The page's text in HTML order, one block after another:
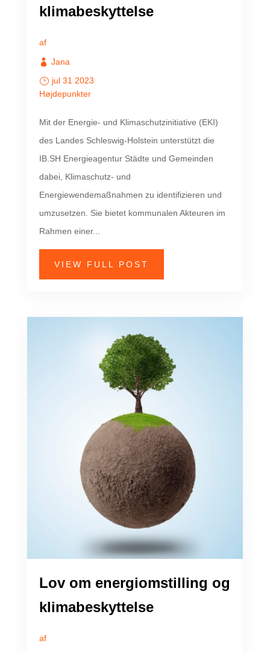
klimabeskyttelse
af
Jana
jul 31 2023
Højdepunkter
Mit der Energie- und Klimaschutzinitiative (EKI)
des Landes Schleswig-Holstein unterstützt die
IB.SH Energieagentur Städte und Gemeinden
dabei, Klimaschutz- und
Energiewendemaßnahmen zu identifizieren und
umzusetzen. Sie bietet kommunalen Akteuren im
Rahmen einer...
VIEW FULL POST
Lov om energiomstilling og
klimabeskyttelse
af